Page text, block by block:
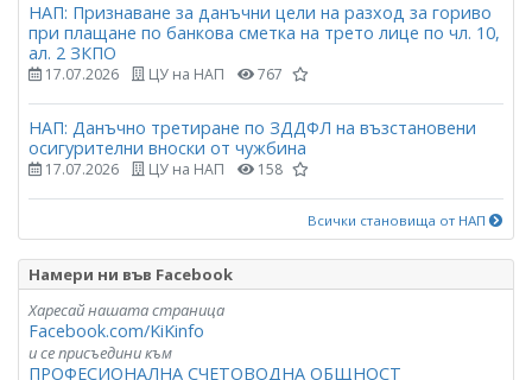
НАП: Признаване за данъчни цели на разход за гориво
при плащане по банкова сметка на трето лице по чл. 10,
ал. 2 ЗКПО
17.07.2026 ЦУ на НАП 767
НАП: Данъчно третиране по ЗДДФЛ на възстановени
осигурителни вноски от чужбина
17.07.2026 ЦУ на НАП 158
Всички становища от НАП
Намери ни във Facebook
Харесай нашата страница
Facebook.com/KiKinfo
и се присъедини към
ПРОФЕСИОНАЛНА СЧЕТОВОДНА ОБЩНОСТ